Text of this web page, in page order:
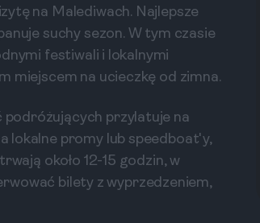
na Malediwach. Najlepsze
suchy sezon. W tym czasie
festiwali i lokalnymi
miejscem na ucieczkę od zimna.
podróżujących przylatuje na
lokalne promy lub speedboat'y,
około 12-15 godzin, w
bilety z wyprzedzeniem,